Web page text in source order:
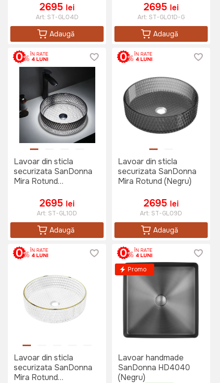
2695 lei
Art: ST-GL04D
Adaugă
2695 lei
Art: ST-GL01D-G
Adaugă
Lavoar din sticla
securizata SanDonna
Mira Rotund
2695 lei
Art: ST-GL10D
Adaugă
Lavoar din sticla
securizata SanDonna
Mira Rotund (Negru)
2695 lei
Art: ST-GL09D
Adaugă
Lavoar din sticla
securizata SanDonna
Mira Rotund
Promo
Lavoar handmade
SanDonna HD4040
(Negru)